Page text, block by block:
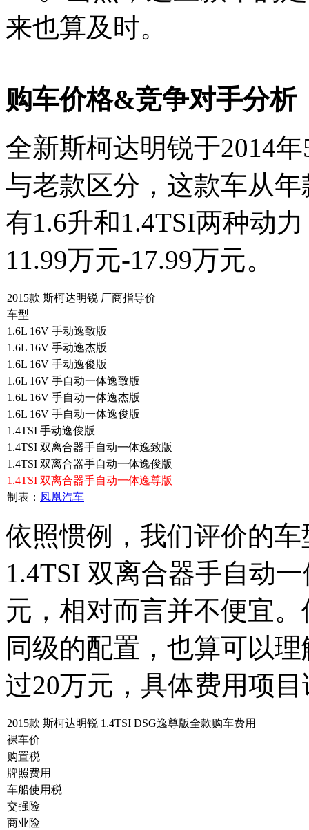
来也算及时。
购车价格&竞争对手分析
全新斯柯达明锐于2014
与老款区分，这款车从
有1.6升和1.4TSI两种动
11.99万元-17.99万元。
2015款 斯柯达明锐 厂商指导价
车型
1.6L 16V 手动逸致版
1.6L 16V 手动逸杰版
1.6L 16V 手动逸俊版
1.6L 16V 手自动一体逸致版
1.6L 16V 手自动一体逸杰版
1.6L 16V 手自动一体逸俊版
1.4TSI 手动逸俊版
1.4TSI 双离合器手自动一体逸致版
1.4TSI 双离合器手自动一体逸俊版
1.4TSI 双离合器手自动一体逸尊版
制表： 凤凰汽车
依照惯例，我们评价的
1.4TSI 双离合器手自动
元，相对而言并不便宜
同级的配置，也算可以
过20万元，具体费用项
2015款 斯柯达明锐 1.4TSI DSG逸尊版全款购车费用
裸车价
购置税
牌照费用
车船使用税
交强险
商业险